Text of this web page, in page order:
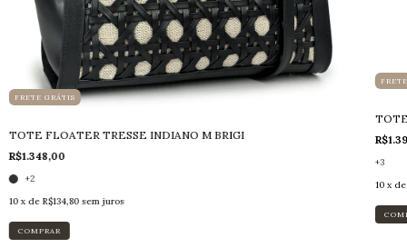
FRETE GRÁTIS
TOTE FLOATER TRESSE INDIANO M BRIGI
R$1.348,00
+2
10 x de R$134,80 sem juros
COMPRAR
+3
10 x